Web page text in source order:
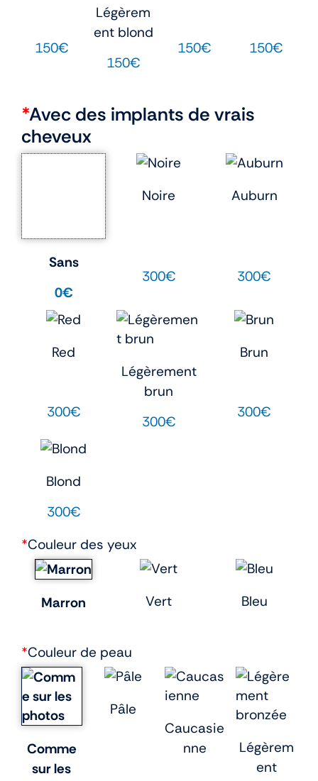
150€
Légèrem
ent blond
150€
150€ 150€
*Avec des implants de vrais
cheveux
Sans
0€
Noire
300€
Auburn
300€
Red
300€
Légèrement
brun
300€
Brun
300€
Blond
300€
*Couleur des yeux
Marron Vert Bleu
*Couleur de peau
Comme
sur les
Pâle
Caucasie
nne
Légèrem
ent